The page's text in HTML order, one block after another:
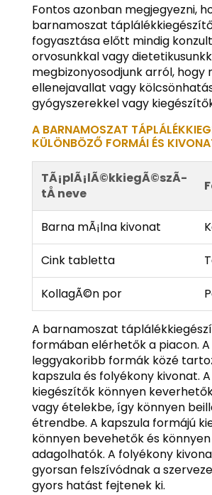
Fontos azonban megjegyezni,
barnamoszat
fogyasztása előtt mindig
orvosunkkal vagy
megbizonyosodjunk arról, hogy
ellenejavallat vagy
gyógyszerekkel vagy
A BARNAMOSZAT
KÜLÖNBÖZŐ FORMÁI ÉS
TÃ¡plÃ¡lÃ©kkiegÃ©szÃ­
tÅ neve
Barna mÃ¡lna kivonat
Cink tabletta
KollagÃ©n por
A barnamoszat
formában elérhetők a piacon. A
leggyakoribb formák közé
kapszula és folyékony kivonat.
kiegészítők könnyen
vagy ételekbe, így könnyen
étrendbe. A kapszula formájú
könnyen bevehetők és könnyen
adagolhatók. A folyékony
gyorsan felszívódnak a
gyors hatást fejtenek ki.